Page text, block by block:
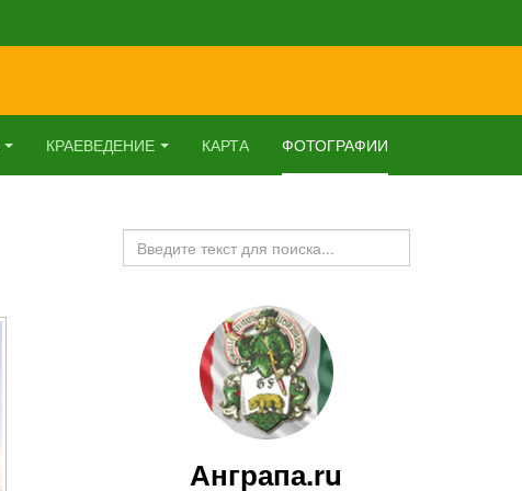
КРАЕВЕДЕНИЕ КАРТА ФОТОГРАФИИ
Искать...
Анграпа.ru